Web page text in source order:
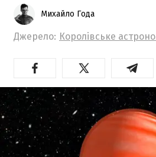
Михайло Года
Джерело: Королівське